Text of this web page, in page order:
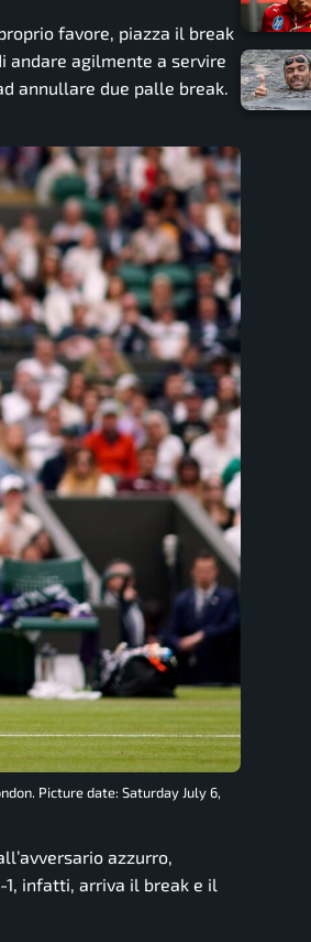
favore, piazza il break
andare agilmente a servire
annullare due palle break.
Picture date: Saturday July 6,
azzurro,
infatti, arriva il break e il